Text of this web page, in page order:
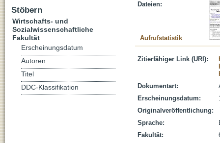
Dateien:
Aufrufstatistik
Zitierfähiger Link (URI):
Dokumentart:
Erscheinungsdatum:
Originalveröffentlichung:
Sprache:
Fakultät:
Stöbern
Wirtschafts- und
Sozialwissenschaftliche
Fakultät
Erscheinungsdatum
Autoren
Titel
DDC-Klassifikation